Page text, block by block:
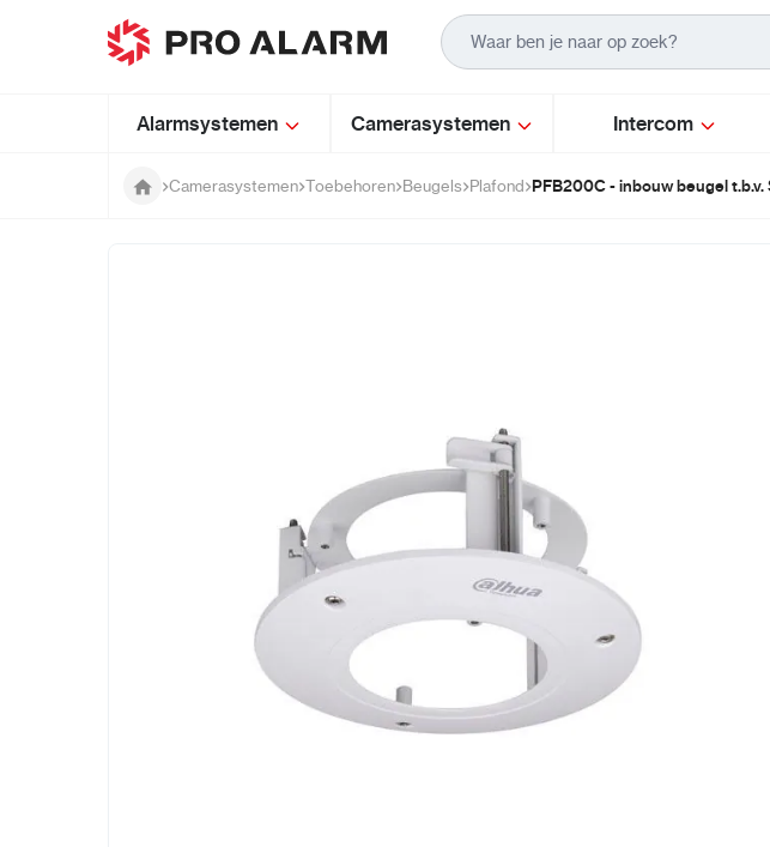
Ga naar de inhoud
Alarmsystemen Camerasystemen Intercom
Camerasystemen Toebehoren Beugels Plafond PFB200C - inbouw beugel